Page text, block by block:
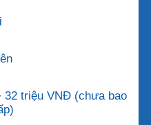
32 triệu VNĐ (chưa bao